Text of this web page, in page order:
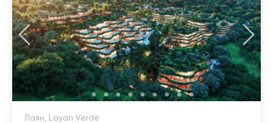
Лаян, Layan Verde